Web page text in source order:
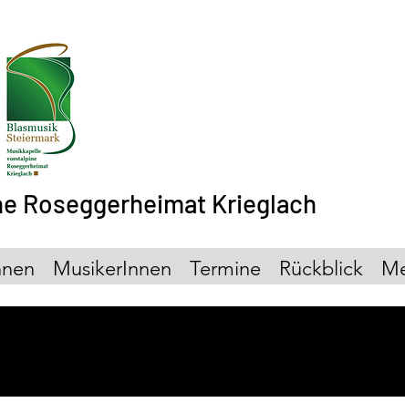
Roseggerheimat Krieglach
MusikerInnen Termine Rückblick